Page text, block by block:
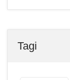
Tagi